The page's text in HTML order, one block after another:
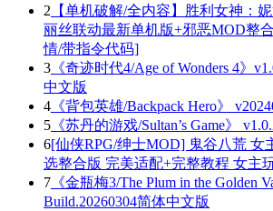
2 【单机破解/全内容】胜利女神：
丽丝联动最新单机版+邪恶MOD整
情/带指令代码]
3 《奇迹时代4/Age of Wonders 4》
中文版
4 《背包英雄/Backpack Hero》
5 《苏丹的游戏/Sultan’s Game》
6[仙侠RPG/绅士MOD] 鬼谷八荒 女
选整合版 完美适配+完整教程 女主
7 《金瓶梅3/The Plum in the Golden
Build.20260304简体中文版